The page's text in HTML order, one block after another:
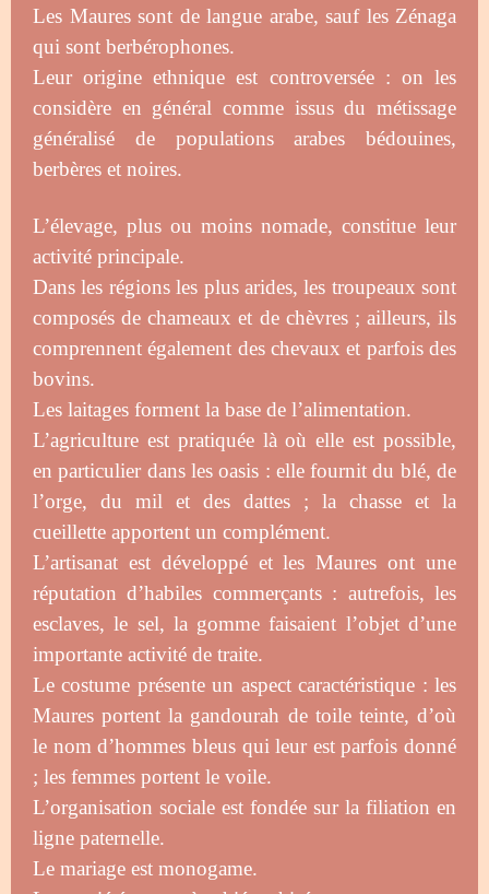
Les Maures sont de langue arabe, sauf les Zénaga
qui sont berbérophones.
Leur origine ethnique est controversée : on les
considère en général comme issus du métissage
généralisé de populations arabes bédouines,
berbères et noires.
L’élevage, plus ou moins nomade, constitue leur
activité principale.
Dans les régions les plus arides, les troupeaux sont
composés de chameaux et de chèvres ; ailleurs, ils
comprennent également des chevaux et parfois des
bovins.
Les laitages forment la base de l’alimentation.
L’agriculture est pratiquée là où elle est possible,
en particulier dans les oasis : elle fournit du blé, de
l’orge, du mil et des dattes ; la chasse et la
cueillette apportent un complément.
L’artisanat est développé et les Maures ont une
réputation d’habiles commerçants : autrefois, les
esclaves, le sel, la gomme faisaient l’objet d’une
importante activité de traite.
Le costume présente un aspect caractéristique : les
Maures portent la gandourah de toile teinte, d’où
le nom d’hommes bleus qui leur est parfois donné
; les femmes portent le voile.
L’organisation sociale est fondée sur la filiation en
ligne paternelle.
Le mariage est monogame.